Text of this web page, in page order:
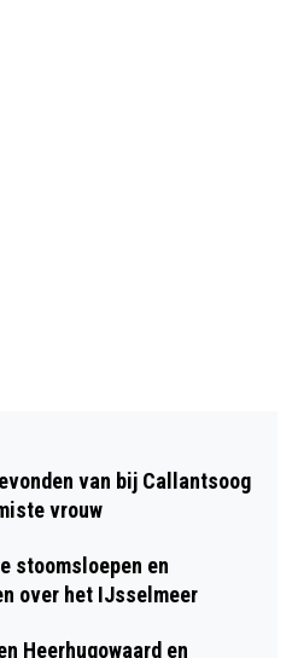
– AFLEVERING
VOOR
TEGEN
van bij Callantsoog
vrouw
stoomsloepen en
over het IJsselmeer
Heerhugowaard en